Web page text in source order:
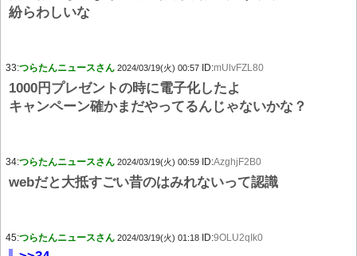
紛らわしいな
33:つらたんニュースさん 2024/03/19(火) 00:57 ID:mUlvFZL80
1000円プレゼントの時に電子化したよ
キャンペーン確かまだやってるんじゃないかな？
34:つらたんニュースさん 2024/03/19(火) 00:59 ID:AzghjF2B0
webだと大抵すごい昔のはみれないって認識
45:つらたんニュースさん 2024/03/19(火) 01:18 ID:9OLU2qIk0